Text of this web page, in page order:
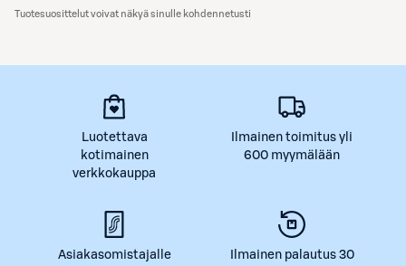
Tuotesuosittelut voivat näkyä sinulle kohdennetusti
Luotettava
kotimainen
verkkokauppa
Ilmainen toimitus yli
600 myymälään
Asiakasomistajalle
Ilmainen palautus 30